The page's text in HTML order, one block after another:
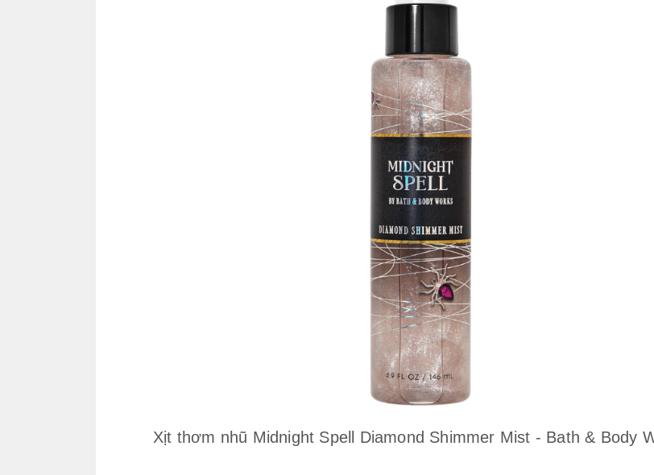
Xịt thơm nhũ Midnight Spell Diamond Shimmer Mist - Bath & Body